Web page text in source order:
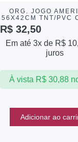
ORG. JOGO
56X42CM TNT/PVC
R$ 32,50
Em até 3x de R$
juros
À vista R$30,88
Adicionar ao